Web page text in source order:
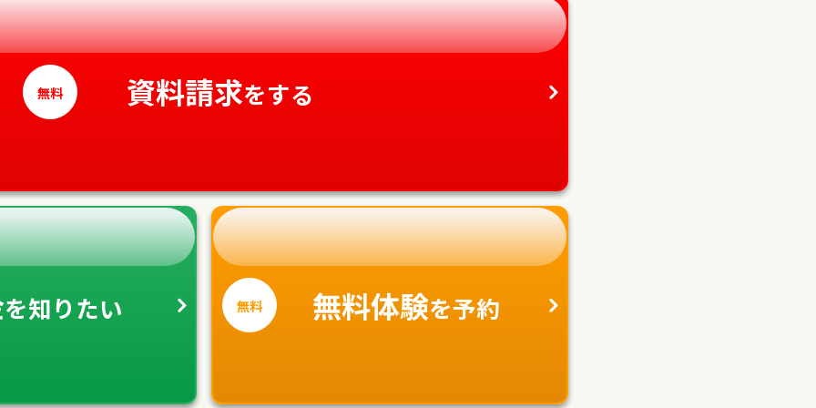
無料 資料請求をする
を知りたい 無料 無料体験を予約